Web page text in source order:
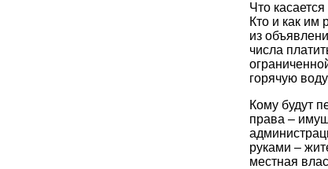
Что
Кто и как им
из
числа
горячую
Кому будут
права –
руками –
местная